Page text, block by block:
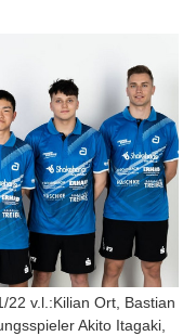
22 v.l.:Kilian Ort, Bastian
Akito Itagaki,